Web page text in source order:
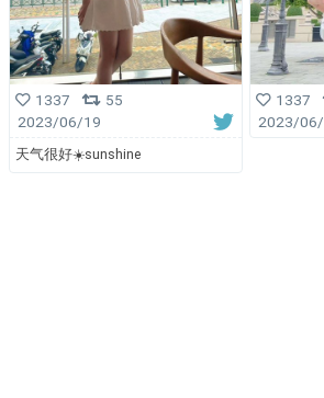
1337
55
2023/06/19
天气很好☀️sunshine
1337
2023/